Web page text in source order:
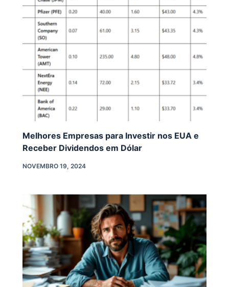
Melhores Empresas para Investir nos EUA e
Receber Dividendos em Dólar
NOVEMBRO 19, 2024